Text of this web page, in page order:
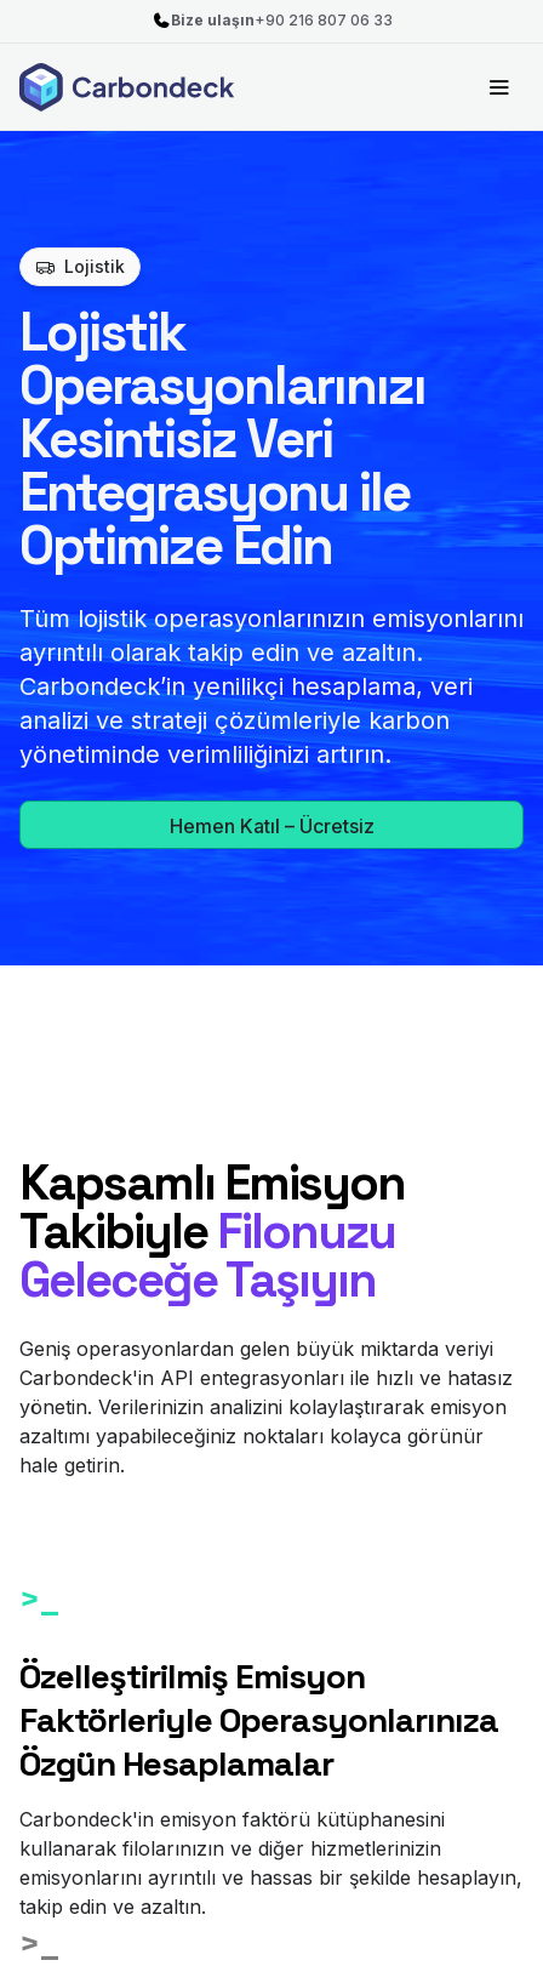
Bize ulaşın+90 216 807 06 33
Lojistik
Lojistik
Operasyonlarınızı
Kesintisiz Veri
Entegrasyonu ile
Optimize Edin
Tüm lojistik operasyonlarınızın emisyonlarını
ayrıntılı olarak takip edin ve azaltın.
Carbondeck’in yenilikçi hesaplama, veri
analizi ve strateji çözümleriyle karbon
yönetiminde verimliliğinizi artırın.
Hemen Katıl – Ücretsiz
Kapsamlı Emisyon
TakibiyleFilonuzu
Geleceğe Taşıyın
Geniş operasyonlardan gelen büyük miktarda veriyi
Carbondeck'in API entegrasyonları ile hızlı ve hatasız
yönetin. Verilerinizin analizini kolaylaştırarak emisyon
azaltımı yapabileceğiniz noktaları kolayca görünür
hale getirin.
>_
Özelleştirilmiş Emisyon
Faktörleriyle Operasyonlarınıza
Özgün Hesaplamalar
Carbondeck'in emisyon faktörü kütüphanesini
kullanarak filolarınızın ve diğer hizmetlerinizin
emisyonlarını ayrıntılı ve hassas bir şekilde hesaplayın,
takip edin ve azaltın.
>_